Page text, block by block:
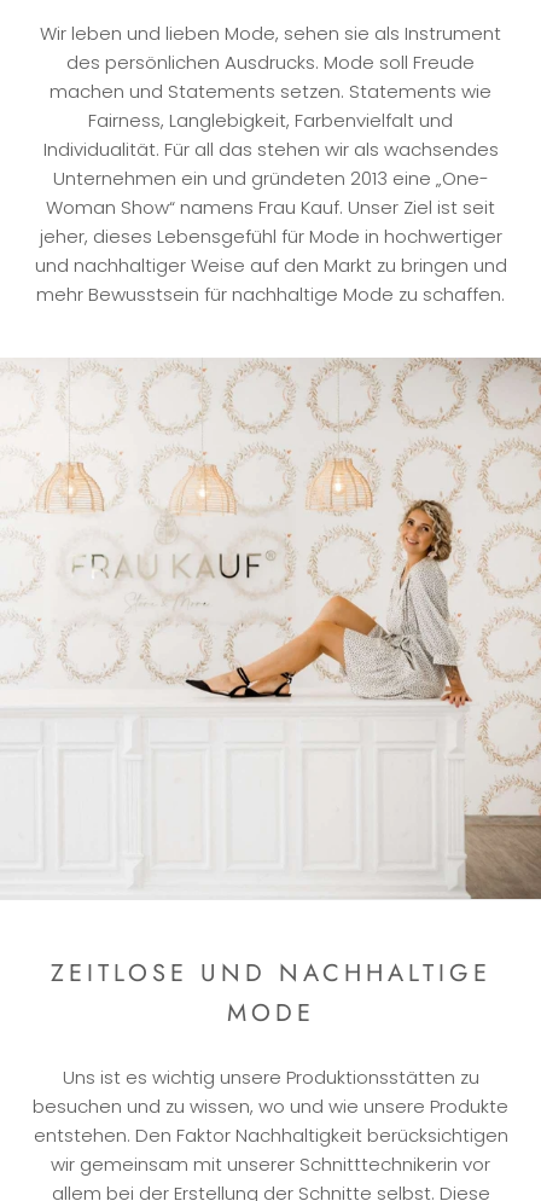
Wir leben und lieben Mode, sehen sie als Instrument
des persönlichen Ausdrucks. Mode soll Freude
machen und Statements setzen. Statements wie
Fairness, Langlebigkeit, Farbenvielfalt und
Individualität. Für all das stehen wir als wachsendes
Unternehmen ein und gründeten 2013 eine „One-
Woman Show“ namens Frau Kauf. Unser Ziel ist seit
jeher, dieses Lebensgefühl für Mode in hochwertiger
und nachhaltiger Weise auf den Markt zu bringen und
mehr Bewusstsein für nachhaltige Mode zu schaffen.
ZEITLOSE UND NACHHALTIGE
MODE
Uns ist es wichtig unsere Produktionsstätten zu
besuchen und zu wissen, wo und wie unsere Produkte
entstehen. Den Faktor Nachhaltigkeit berücksichtigen
wir gemeinsam mit unserer Schnitttechnikerin vor
allem bei der Erstellung der Schnitte selbst. Diese